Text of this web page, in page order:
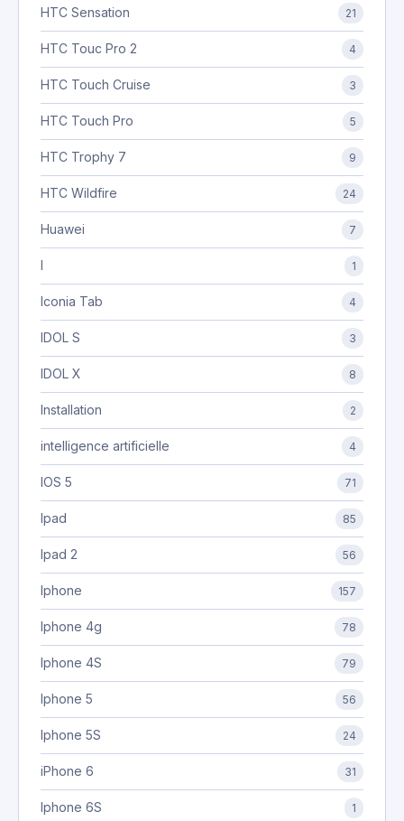
HTC Sensation 21
HTC Touc Pro 2 4
HTC Touch Cruise 3
HTC Touch Pro 5
HTC Trophy 7 9
HTC Wildfire 24
Huawei 7
I 1
Iconia Tab 4
IDOL S 3
IDOL X 8
Installation 2
intelligence artificielle 4
IOS 5 71
Ipad 85
Ipad 2 56
Iphone 157
Iphone 4g 78
Iphone 4S 79
Iphone 5 56
Iphone 5S 24
iPhone 6 31
Iphone 6S 1